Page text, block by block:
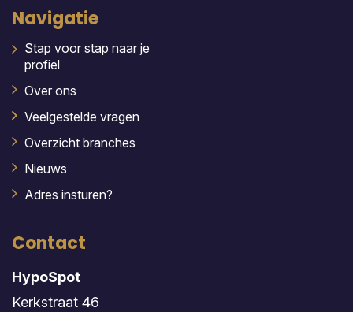
Navigatie
Stap voor stap naar je
profiel
Over ons
Veelgestelde vragen
Overzicht branches
Nieuws
Adres insturen?
Contact
HypoSpot
Kerkstraat 46